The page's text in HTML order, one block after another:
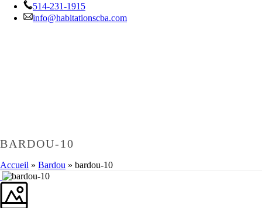
514-231-1915
info@habitationscba.com
BARDOU-10
Accueil » Bardou » bardou-10